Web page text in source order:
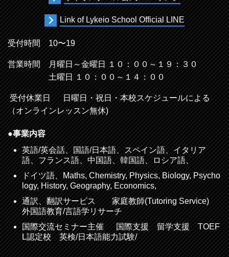
Link of Lykeio School Official LINE
受付時間 10〜19
営業時間 月曜日～金曜日 １０：００～１９：３０
土曜日 １０：００ ～１４：００
受付休業日 日曜日・祝日・本校スケジュールによる
（オンラインレッスン無休)
●事業内容
英語/英会話、国語/日本語、スペイン語、イタリア
語、フランス語、中国語、韓国語、ロシア語、
ドイツ語、Maths, Chemistry, Physics, Biology, Psycho
logy, History, Geography, Economics,
通訳、翻訳サービス 家庭教師(Tutoring Service)
外国語教育/言語学リサーチ
国際交流セミナー主催 国際支援 留学支援 TOEF
L認定校 英検/日本語能力試験/